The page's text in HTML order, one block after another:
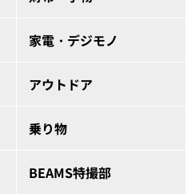
家電・デジモノ
アウトドア
乗り物
BEAMS特撮部